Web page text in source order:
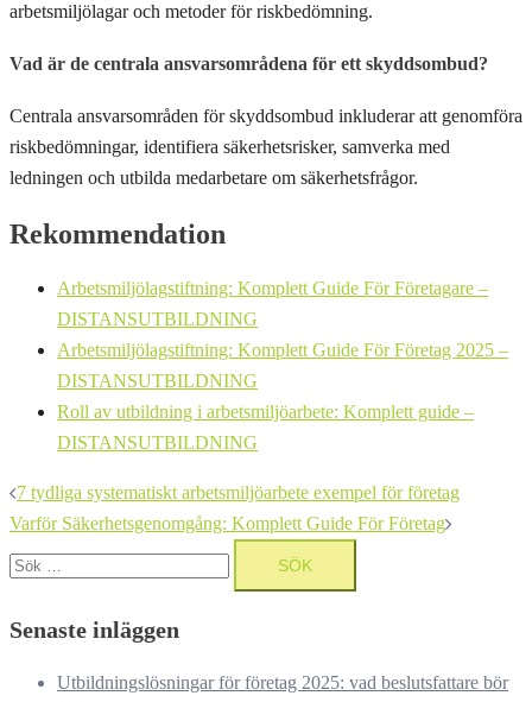
arbetsmiljölagar och metoder för riskbedömning.
Vad är de centrala ansvarsområdena för ett skyddsombud?
Centrala ansvarsområden för skyddsombud inkluderar att genomföra
riskbedömningar, identifiera säkerhetsrisker, samverka med
ledningen och utbilda medarbetare om säkerhetsfrågor.
Rekommendation
Arbetsmiljölagstiftning: Komplett Guide För Företagare –
DISTANSUTBILDNING
Arbetsmiljölagstiftning: Komplett Guide För Företag 2025 –
DISTANSUTBILDNING
Roll av utbildning i arbetsmiljöarbete: Komplett guide –
DISTANSUTBILDNING
Inläggsnavigering
7 tydliga systematiskt arbetsmiljöarbete exempel för företag
Varför Säkerhetsgenomgång: Komplett Guide För Företag
Sök
efter:
Senaste inläggen
Utbildningslösningar för företag 2025: vad beslutsfattare bör